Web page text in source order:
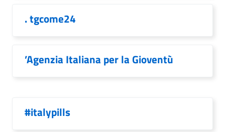
. tgcome24
’Agenzia Italiana per la Gioventù
#italypills